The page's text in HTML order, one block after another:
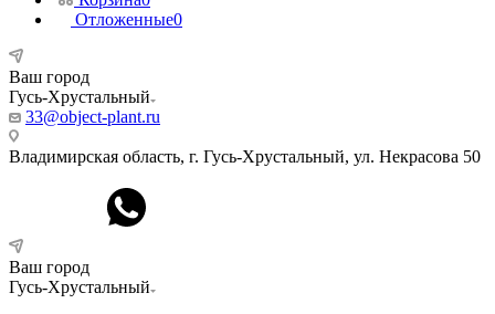
Отложенные0
Ваш город
Гусь-Хрустальный
33@object-plant.ru
Владимирская область, г. Гусь-Хрустальный, ул. Некрасова 50
Ваш город
Гусь-Хрустальный